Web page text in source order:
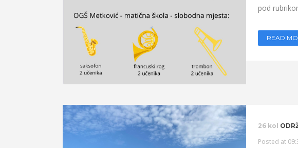
pod
READ
26 kol
Posted at